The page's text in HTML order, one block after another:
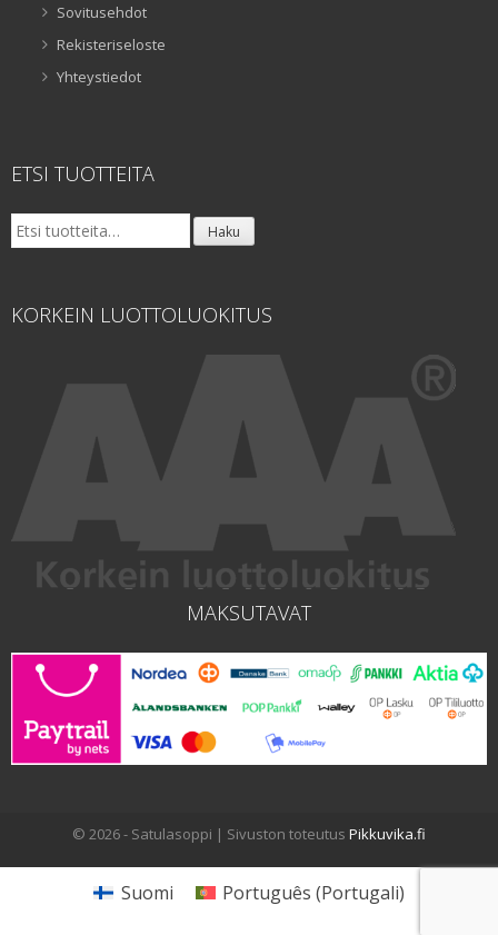
Sovitusehdot
Rekisteriseloste
Yhteystiedot
ETSI TUOTTEITA
Etsi: Haku
KORKEIN LUOTTOLUOKITUS
MAKSUTAVAT
© 2026 - Satulasoppi | Sivuston toteutus Pikkuvika.fi
Suomi Português (Portugali)